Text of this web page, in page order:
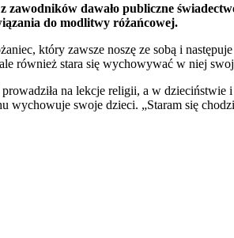
dawało publiczne
do modlitwy różańcowej.
który zawsze noszę ze sobą i
również stara się wychowywać w niej
na lekcje religii, a w dzieciństwie
wychowuje swoje dzieci. „Staram się